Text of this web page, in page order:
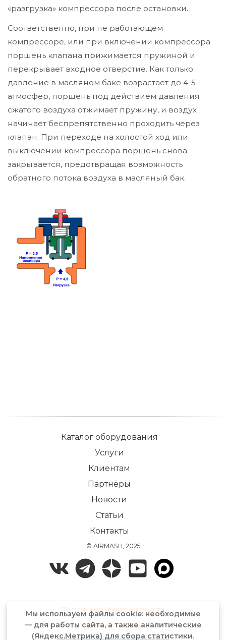
«разгрузка» компрессора после остановки.
Соответственно, при не работающем
компрессоре, или при включении компрессора
поршень клапана прижимается пружиной и
перекрывает входное отверстие. Как только
давление в масляном баке возрастает до 4-5
атмосфер, поршень под действием давления
сжатого воздуха отжимает пружину, и воздух
начинает беспрепятственно проходить через
клапан. При переходе на холостой ход или
выключении компрессора поршень снова
закрывается, предотвращая возможность
обратного потока воздуха в масляный бак.
© AIRMASH, 2025
Каталог оборудования
Услуги
Клиентам
Партнёры
Новости
Статьи
Контакты
Политика конфиденциальности
Договор-оферта
Мы используем файлы cookie: необходимые
— для работы сайта, а также аналитические
(Яндекс.Метрика) для сбора статистики.